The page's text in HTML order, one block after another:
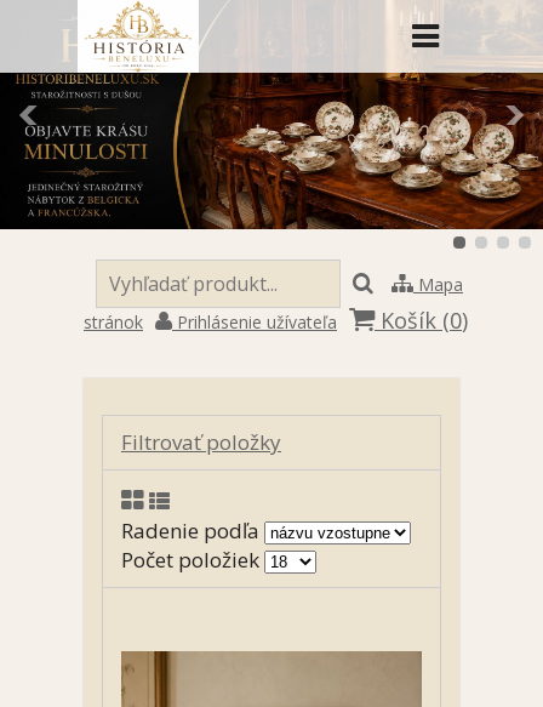
Mapa
stránok
Prihlásenie užívateľa Košík (0)
Filtrovať položky
Radenie podľa
Počet položiek